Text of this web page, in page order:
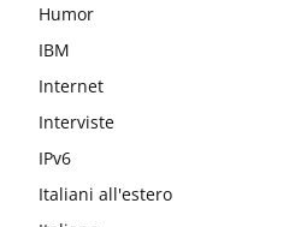
Humor
IBM
Internet
Interviste
IPv6
Italiani all'estero